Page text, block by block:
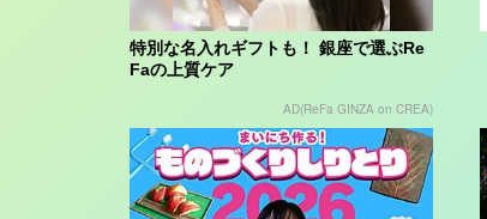
特別な名入れギフトも！ 銀座で選ぶRe
Faの上質ケア
AD(ReFa GINZA on CREA)